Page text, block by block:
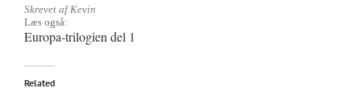
Skrevet af Kevin
Læs også:
Europa-trilogien del 1
Related